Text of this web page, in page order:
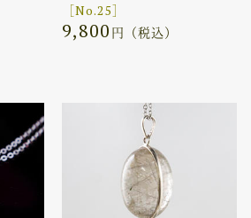
［No.25］
9,800 円（税込）